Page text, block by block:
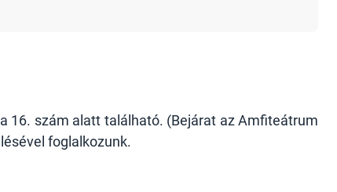
16. szám alatt található. (Bejárat az Amfiteátrum
foglalkozunk.